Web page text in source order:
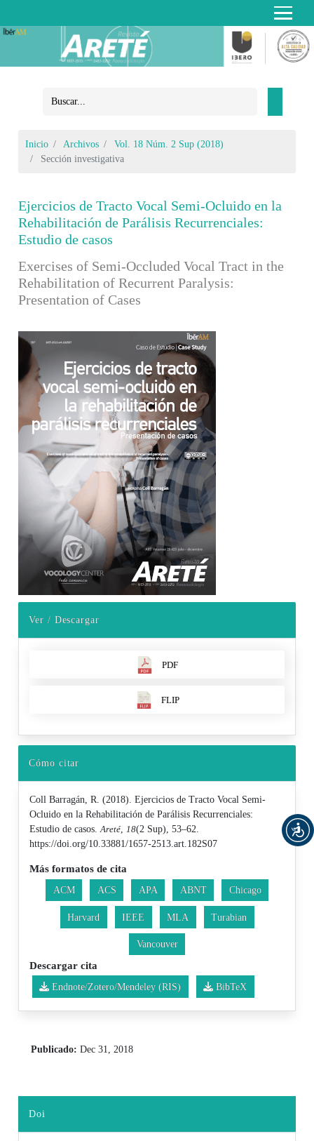
Inicio Archivos
Vol. 18 Núm. 2 Sup (2018)
Sección investigativa
Ejercicios de Tracto Vocal Semi-Ocluido en la
Rehabilitación de Parálisis Recurrenciales:
Estudio de casos
Exercises of Semi-Occluded Vocal Tract in the
Rehabilitation of Recurrent Paralysis:
Presentation of Cases
Barra lateral del artículo
Ver / Descargar
PDF
FLIP
Cómo citar
Coll Barragán, R. (2018). Ejercicios de Tracto Vocal Semi-
Ocluido en la Rehabilitación de Parálisis Recurrenciales:
Estudio de casos.Areté,18(2 Sup), 53–62.
https://doi.org/10.33881/1657-2513.art.182S07
Más formatos de cita
ACM ACS APA ABNT Chicago
Harvard IEEE MLA Turabian
Vancouver
Descargar cita
Endnote/Zotero/Mendeley (RIS) BibTeX
Publicado: Dec 31, 2018
Doi